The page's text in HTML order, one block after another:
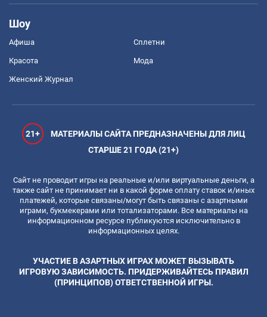
Шоу
Афиша Сплетни
Красота Мода
Женский Журнал
21+
МАТЕРИАЛЫ САЙТА ПРЕДНАЗНАЧЕНЫ ДЛЯ ЛИЦ
СТАРШЕ 21 ГОДА (21+)
Сайт не проводит игры на реальные и/или виртуальные деньги, а
также сайт не принимает ни в какой форме оплату ставок и/иных
платежей, которые связаны/могут быть связаны с азартными
играми, букмекерами или тотализаторами. Все материалы на
информационном ресурсе публикуются исключительно в
информационных целях.
УЧАСТИЕ В АЗАРТНЫХ ИГРАХ МОЖЕТ ВЫЗЫВАТЬ
ИГРОВУЮ ЗАВИСИМОСТЬ. ПРИДЕРЖИВАЙТЕСЬ ПРАВИЛ
(ПРИНЦИПОВ) ОТВЕТСТВЕННОЙ ИГРЫ.